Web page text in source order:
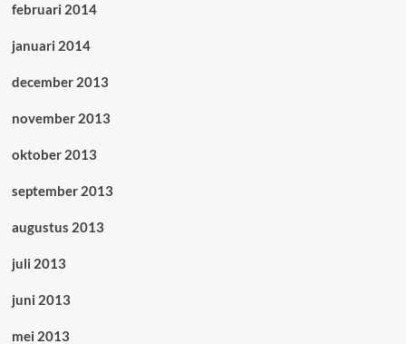
februari 2014
januari 2014
december 2013
november 2013
oktober 2013
september 2013
augustus 2013
juli 2013
juni 2013
mei 2013